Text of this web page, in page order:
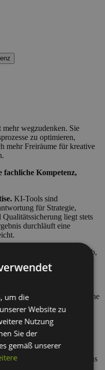
wegzudenken. Sie
zu optimieren,
mehr Freiräume für kreative
fachliche Kompetenz,
KI-Tools sind
für Strategie,
liegt stets
durchläuft eine
von KI zielt immer darauf ab,
zu erhöhen. KI-
niemals unkritisch
gemessen.
wenn KI eine wesentliche
erläutern wir gerne, an
KI zum Einsatz kommt.
Daten.Der Schutz Ihrer
personenbezogenen
KI-Tools, für die
besteht, und halten uns
um die
Website zu
Nutzung
Sie der
gemäß unserer